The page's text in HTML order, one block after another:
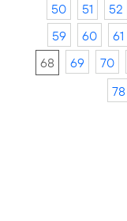
50
51 52
59
60 61
68
69 70
78